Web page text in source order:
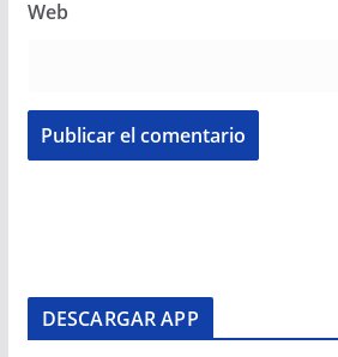
Web
DESCARGAR APP